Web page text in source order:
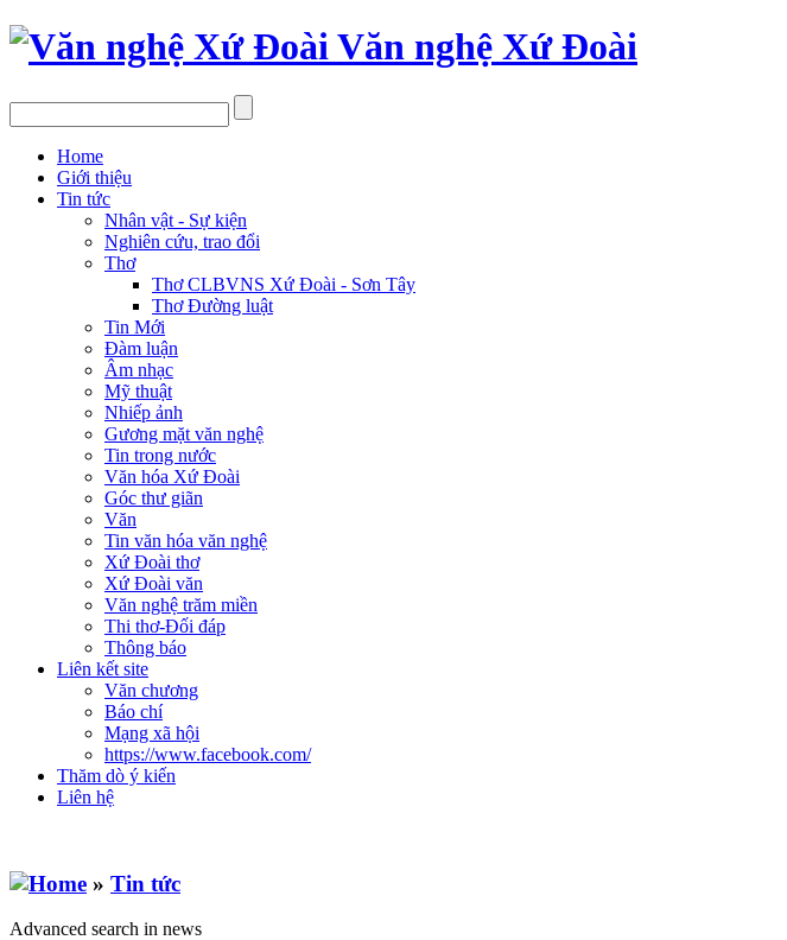
Văn nghệ Xứ Đoài
Home
Giới thiệu
Tin tức
Nhân vật - Sự kiện
Nghiên cứu, trao đổi
Thơ
Thơ CLBVNS Xứ Đoài - Sơn Tây
Thơ Đường luật
Tin Mới
Đàm luận
Âm nhạc
Mỹ thuật
Nhiếp ảnh
Gương mặt văn nghệ
Tin trong nước
Văn hóa Xứ Đoài
Góc thư giãn
Văn
Tin văn hóa văn nghệ
Xứ Đoài thơ
Xứ Đoài văn
Văn nghệ trăm miền
Thi thơ-Đối đáp
Thông báo
Liên kết site
Văn chương
Báo chí
Mạng xã hội
https://www.facebook.com/
Thăm dò ý kiến
Liên hệ
» Tin tức
Advanced search in news